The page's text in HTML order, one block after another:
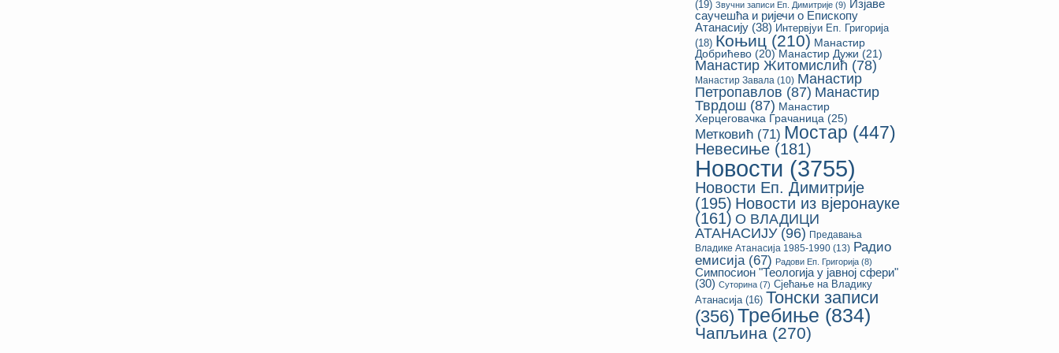
(19) Звучни записи Еп. Димитрије (9) Изјаве
саучешћа и ријечи о Епископу
Атанасију (38) Интервјуи Еп. Григорија
(18) Коњиц (210) Манастир
Добрићево (20) Манастир Дужи (21)
Манастир Житомислић (78)
Манастир Завала (10) Манастир
Петропавлов (87) Манастир
Тврдош (87) Манастир
Херцеговачка Грачаница (25)
Метковић (71) Мостар (447)
Невесиње (181)
Новости (3755)
Новости Еп. Димитрије
(195) Новости из вјеронауке
(161) О ВЛАДИЦИ
АТАНАСИЈУ(96) Предавања
Владике Атанасија 1985-1990 (13) Радио
емисија(67) Радови Еп. Григорија (8)
Симпосион "Теологија у јавној сфери"
(30) Суторина (7) Сјећање на Владику
Атанасија(16) Тонски записи
(356) Требиње (834)
Чапљина (270)